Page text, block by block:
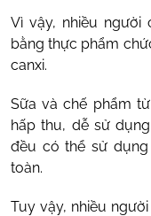
Vì vậy, nhiều người
bằng thực phẩm
canxi.
Sữa và chế phẩm
hấp thu, dễ sử
đều có thể sử
toàn.
Tuy vậy, nhiều